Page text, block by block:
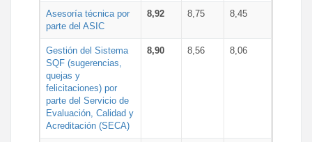
Asesoría técnica por
parte del ASIC
8,92 8,75 8,45
Gestión del Sistema
SQF (sugerencias,
quejas y
felicitaciones) por
parte del Servicio de
Evaluación, Calidad y
Acreditación (SECA)
8,90 8,56 8,06